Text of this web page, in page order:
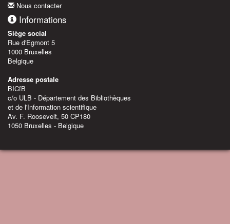
Nous contacter
Informations
Siège social
Rue d'Egmont 5
1000 Bruxelles
Belgique
Adresse postale
BICfB
c/o ULB - Département des Bibliothèques
et de l'Information scientifique
Av. F. Roosevelt, 50 CP180
1050 Bruxelles - Belgique